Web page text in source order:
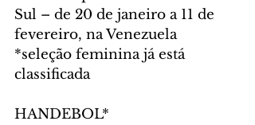
Sul – de 20 de janeiro a 11 de
fevereiro, na Venezuela
*seleção feminina já está
classificada
HANDEBOL*